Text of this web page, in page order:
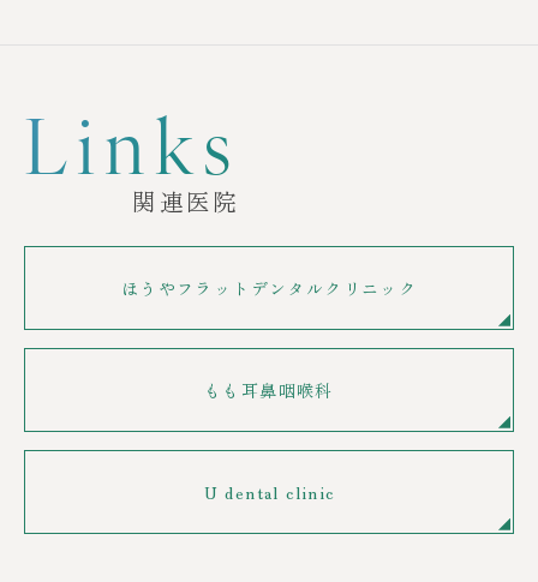
Links
関連医院
ほうやフラットデンタルクリニック
もも耳鼻咽喉科
U dental clinic